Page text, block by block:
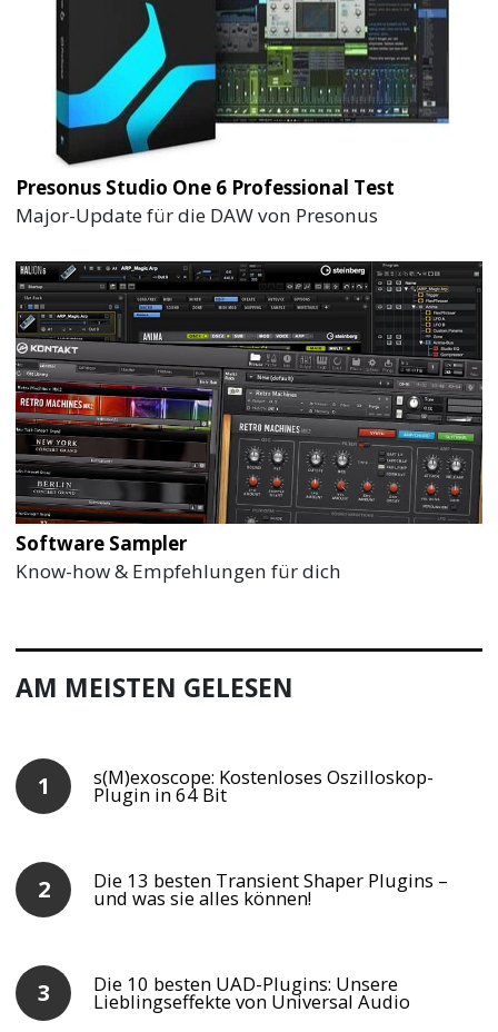
Presonus Studio One 6 Professional Test
Major-Update für die DAW von Presonus
Software Sampler
Know-how & Empfehlungen für dich
AM MEISTEN GELESEN
s(M)exoscope: Kostenloses Oszilloskop-
Plugin in 64 Bit
Die 13 besten Transient Shaper Plugins –
und was sie alles können!
Die 10 besten UAD-Plugins: Unsere
Lieblingseffekte von Universal Audio